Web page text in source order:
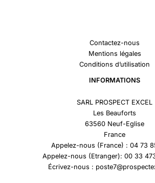
Contactez-nous
Mentions légales
Conditions d’utilisation
INFORMATIONS
SARL PROSPECT EXCEL
Les Beauforts
63560 Neuf-Eglise
France
Appelez-nous (France) : 04 73
Appelez-nous (Etranger): 00 33
Écrivez-nous :